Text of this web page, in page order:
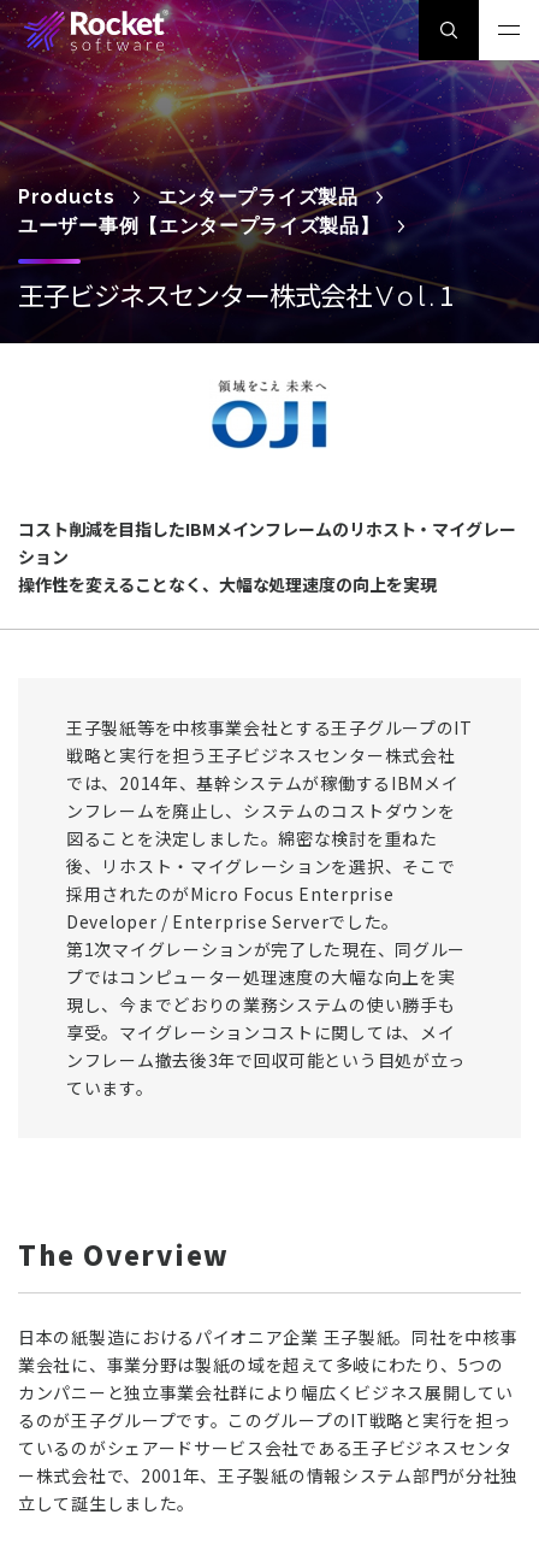
Products
エンタープライズ製品
ユーザー事例【エンタープライズ製品】
王子ビジネスセンター株式会社Vol.1
コスト削減を目指したIBMメインフレームのリホスト・マイグレー
ション
操作性を変えることなく、大幅な処理速度の向上を実現
王子製紙等を中核事業会社とする王子グループのIT
戦略と実行を担う王子ビジネスセンター株式会社
では、2014年、基幹システムが稼働するIBMメイ
ンフレームを廃止し、システムのコストダウンを
図ることを決定しました。綿密な検討を重ねた
後、リホスト・マイグレーションを選択、そこで
採用されたのがMicro Focus Enterprise
Developer / Enterprise Serverでした。
第1次マイグレーションが完了した現在、同グルー
プではコンピューター処理速度の大幅な向上を実
現し、今までどおりの業務システムの使い勝手も
享受。マイグレーションコストに関しては、メイ
ンフレーム撤去後3年で回収可能という目処が立っ
ています。
The Overview
日本の紙製造におけるパイオニア企業 王子製紙。同社を中核事
業会社に、事業分野は製紙の域を超えて多岐にわたり、5つの
カンパニーと独立事業会社群により幅広くビジネス展開してい
るのが王子グループです。このグループのIT戦略と実行を担っ
ているのがシェアードサービス会社である王子ビジネスセンタ
ー株式会社で、2001年、王子製紙の情報システム部門が分社独
立して誕生しました。